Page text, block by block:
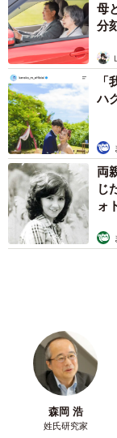
母
分
ハ
両
じ
ォ
森岡 浩
姓氏研究家